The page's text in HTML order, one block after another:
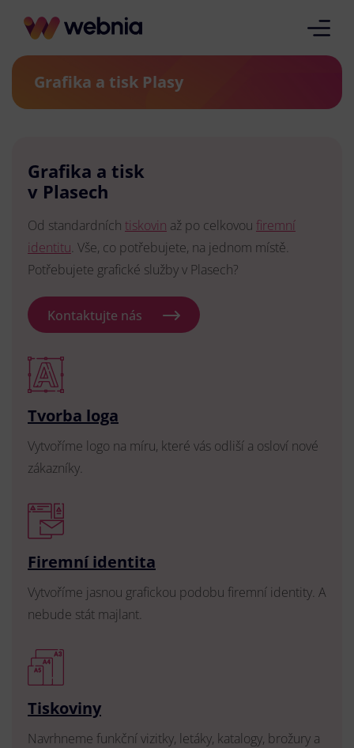
Grafika a tisk Plasy
Grafika a tisk
v Plasech
Od standardních tiskovin až po celkovou firemní
identitu. Vše, co potřebujete, na jednom místě.
Potřebujete grafické služby v Plasech?
Kontaktujte nás
Tvorba loga
Vytvoříme logo na míru, které vás odliší a osloví nové
zákazníky.
Firemní identita
Vytvoříme jasnou grafickou podobu firemní identity. A
nebude stát majlant.
Tiskoviny
Navrhneme funkční vizitky, letáky, katalogy, brožury a